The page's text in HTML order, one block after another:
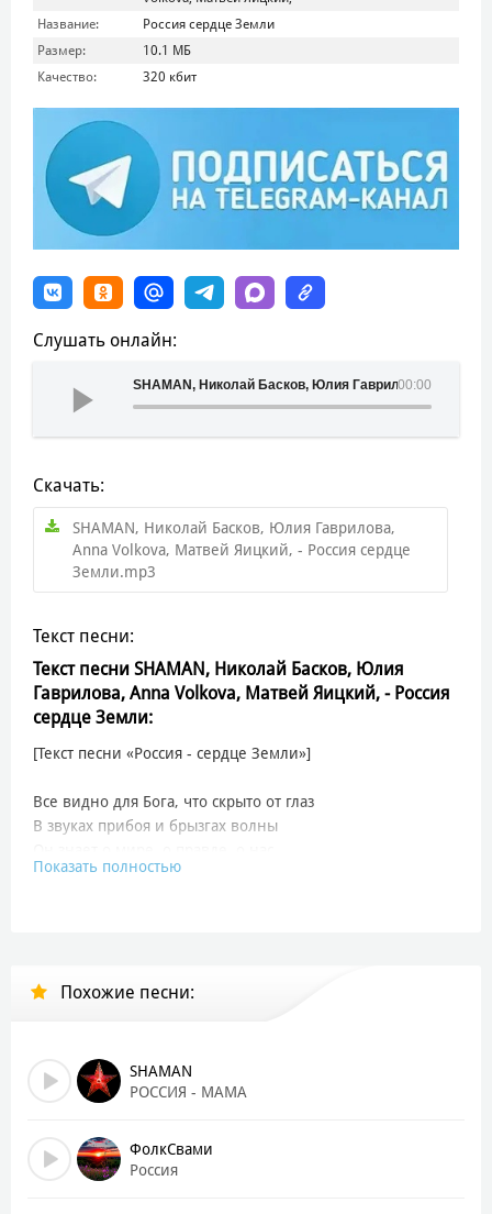
Название:
Россия сердце Земли
Размер:
10.1 МБ
Качество:
320 кбит
Слушать онлайн:
00:00
SHAMAN, Николай Басков, Юлия Гаврилова, Anna
Скачать:
SHAMAN, Николай Басков, Юлия Гаврилова,
Anna Volkova, Матвей Яицкий, - Россия сердце
Земли.mp3
Текст песни:
Текст песни SHAMAN, Николай Басков, Юлия
Гаврилова, Anna Volkova, Матвей Яицкий, - Россия
сердце Земли:
[Текст песни «Россия - сердце Земли»]
Все видно для Бога, что скрыто от глаз
В звуках прибоя и брызгах волны
Больше, чем даже представить б могли
За веру, за правду, за честь, за судьбу
Верим в победу и в нашу страну!
Россия - ты сердце земли!
Показать полностью
Похожие песни:
SHAMAN
РОССИЯ - МАМА
ФолкСвами
Россия